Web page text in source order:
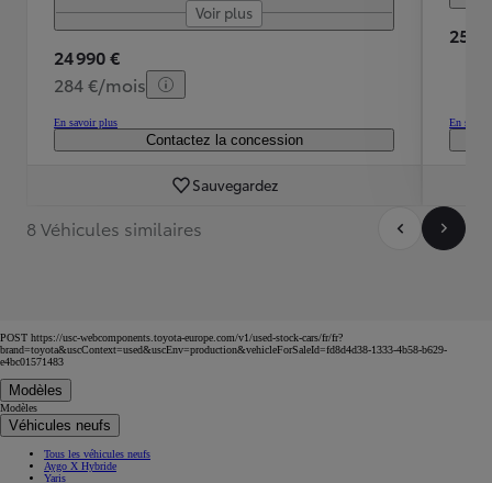
Voir plus
24 990 €
284 €/mois
En savoir plus
Contactez la concession
Sauvegardez
25
En
8 Véhicules similaires
POST https://usc-webcomponents.toyota-europe.com/v1/used-stock-cars/fr/fr?
brand=toyota&uscContext=used&uscEnv=production&vehicleForSaleId=fd8d4d38-1333-4b58-b629-
e4bc01571483
Modèles
Modèles
Véhicules neufs
Tous les véhicules neufs
Aygo X Hybride
Yaris